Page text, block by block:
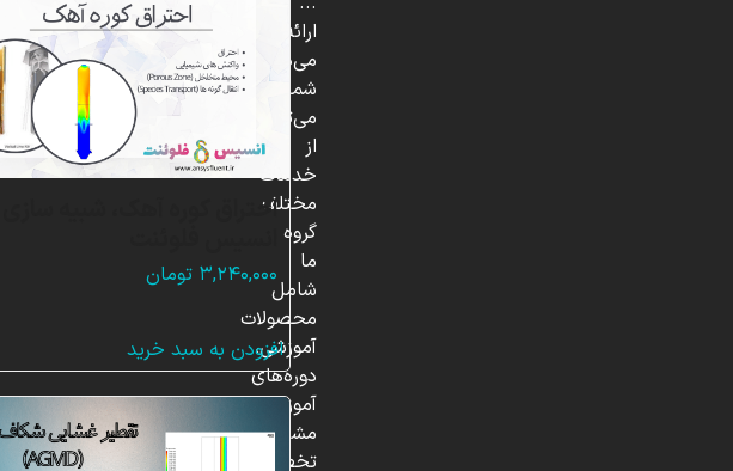
احتراق کوره آهک، شبیه سازی با
۳,۲۴۰,۰۰۰ تومان
افزودن به سبد خرید
ارائه
می‌دهد.
شما
می‌توانید
از
خدمات
مختلف
گروه
ما
شامل
محصولات
آموزشی،
دوره‌های
آموزشی،
مشاوره
تخصصی،